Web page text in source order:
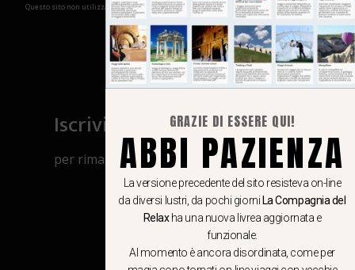
Questo sito non utilizza cookies e non memorizza in alcun modo le tue informazioni
Iscriviti al canale Whatsapp
per rimanere aggiornato su viaggi, eventi
e notizie!
CLICCA QUI
GRAZIE DI ESSERE QUI!
ABBI PAZIENZA
La versione precedente del sito resisteva on-line
da diversi lustri, da pochi giorni La Compagnia del
Relaxha una nuova livrea aggiornata e
funzionale.
Al momento è ancora disordinata, come per